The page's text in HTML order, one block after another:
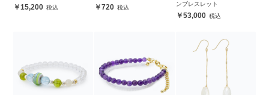
15,200 720
ンブレスレット
53,000